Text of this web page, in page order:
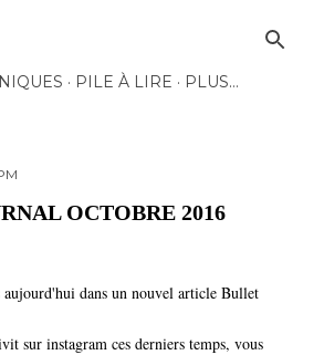
PILE À LIRE PLUS…
OCTOBRE 2016
aujourd'hui dans un nouvel article Bullet
sur instagram ces derniers temps, vous